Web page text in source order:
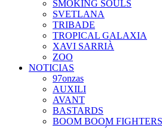
SMOKING SOULS
SVETLANA
TRIBADE
TROPICAL GALAXIA
XAVI SARRIÀ
ZOO
NOTICIAS
97onzas
AUXILI
AVANT
BASTARDS
BOOM BOOM